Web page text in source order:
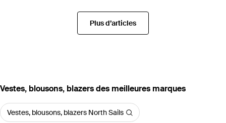
Plus d’articles
‪Vestes, blousons, blazers‬ des meilleures marques
Vestes, blousons, blazers North Sails